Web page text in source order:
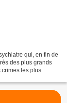
qui, en fin de
des plus grands
crimes les plus